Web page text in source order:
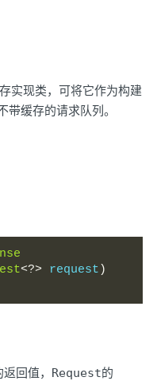
实现类，可将它作为构建
带缓存的请求队列。
<?> request )
回值， Request的